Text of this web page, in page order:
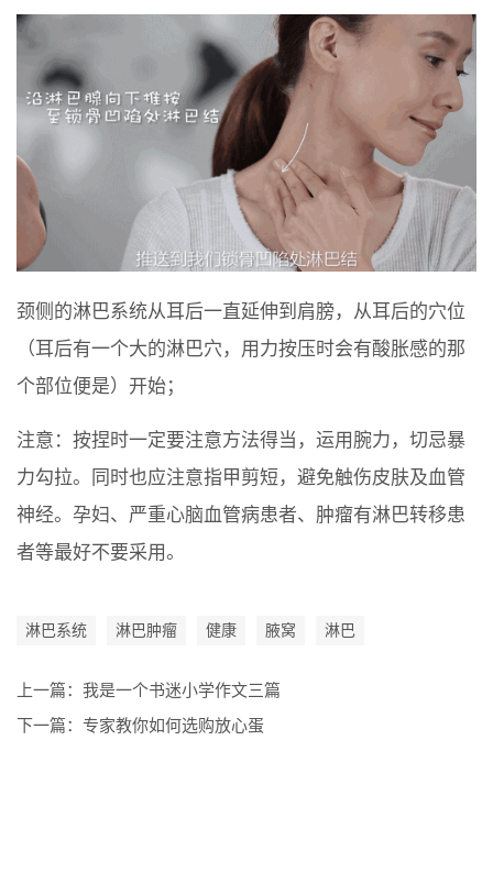
颈侧的淋巴系统从耳后一直延伸到肩膀，从耳后的穴位
（耳后有一个大的淋巴穴，用力按压时会有酸胀感的那
个部位便是）开始；
注意：按捏时一定要注意方法得当，运用腕力，切忌暴
力勾拉。同时也应注意指甲剪短，避免触伤皮肤及血管
神经。孕妇、严重心脑血管病患者、肿瘤有淋巴转移患
者等最好不要采用。
淋巴系统 淋巴肿瘤 健康 腋窝 淋巴
上一篇： 我是一个书迷小学作文三篇
下一篇： 专家教你如何选购放心蛋